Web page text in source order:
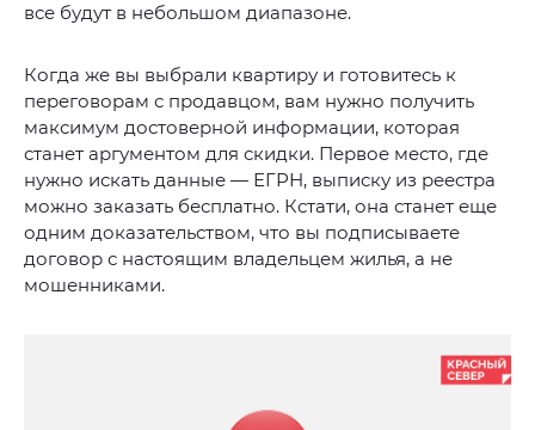
все будут в небольшом диапазоне.
Когда же вы выбрали квартиру и готовитесь к
переговорам с продавцом, вам нужно получить
максимум достоверной информации, которая
станет аргументом для скидки. Первое место, где
нужно искать данные — ЕГРН, выписку из реестра
можно заказать бесплатно. Кстати, она станет еще
одним доказательством, что вы подписываете
договор с настоящим владельцем жилья, а не
мошенниками.